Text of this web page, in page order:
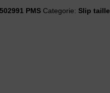
PMS Categorie:Slip taille